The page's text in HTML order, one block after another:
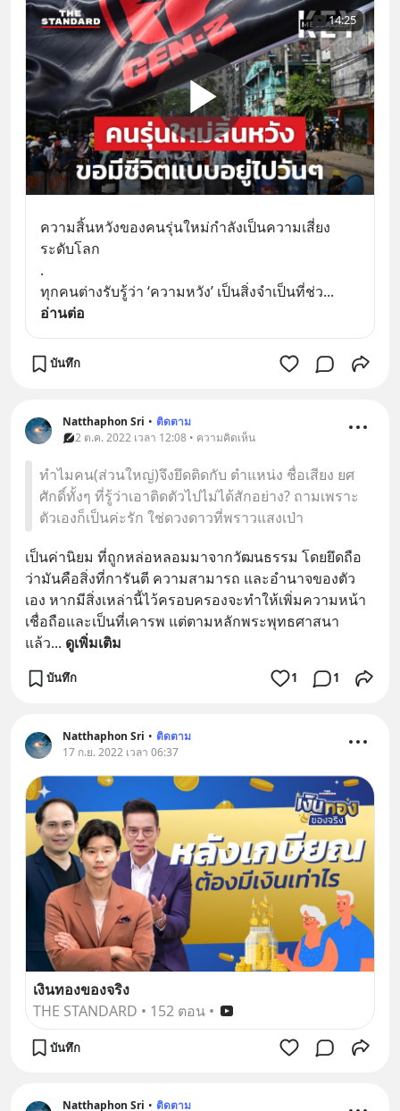
14:25
ความสิ้นหวังของคนรุ่นใหม่กำลังเป็นความเสี่ยง
ระดับโลก
.
ทุกคนต่างรับรู้ว่า ‘ความหวัง’ เป็นสิ่งจำเป็นที่ช่ว
อ่านต่อ
บันทึก
Natthaphon Sri • ติดตาม
2 ต.ค. 2022 เวลา 12:08 • ความคิดเห็น
ทำไมคน(ส่วนใหญ่)จึงยึดติดกับ ตำแหน่ง ชื่อเสียง ยศ
ศักดิ์ทั้งๆ ที่รู้ว่าเอาติดตัวไปไม่ได้สักอย่าง? ถามเพราะ
ตัวเองก็เป็นค่ะรัก ใช่ดวงดาวที่พราวแสงเป่า
เป็นค่านิยม ที่ถูกหล่อหลอมมาจากวัฒนธรรม โดยยึดถือ
ว่ามันคือสิ่งที่การันตี ความสามารถ และอำนาจของตัว
เอง หากมีสิ่งเหล่านี้ไว้ครอบครองจะทำให้เพิ่มความหน้า
เชื่อถือและเป็นที่เคารพ แต่ตามหลักพระพุทธศาสนา
แล้ว... ดูเพิ่มเติม
บันทึก 1 1
Natthaphon Sri • ติดตาม
17 ก.ย. 2022 เวลา 06:37
เงินทองของจริง
THE STANDARD • 152 ตอน •
บันทึก
Natthaphon Sri • ติดตาม